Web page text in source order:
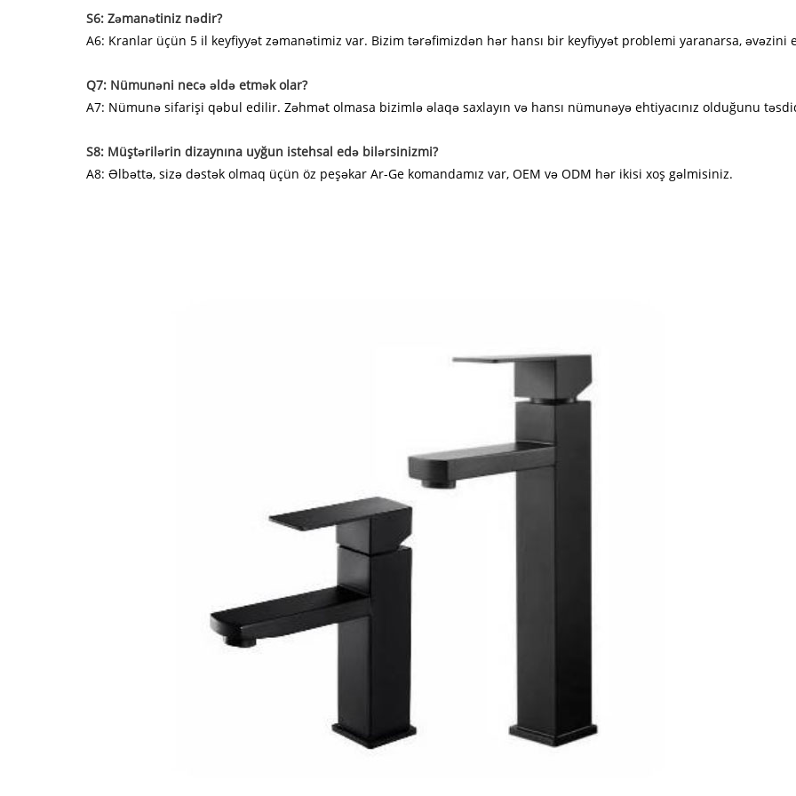
S6: Zəmanətiniz nədir?
A6: Kranlar üçün 5 il keyfiyyət zəmanətimiz var. Bizim tərəfimizdən hər hansı bir keyfiyyət problemi yaranarsa, əvəzini
Q7: Nümunəni necə əldə etmək olar?
A7: Nümunə sifarişi qəbul edilir. Zəhmət olmasa bizimlə əlaqə saxlayın və hansı nümunəyə ehtiyacınız olduğunu
S8: Müştərilərin dizaynına uyğun istehsal edə bilərsinizmi?
A8: Əlbəttə, sizə dəstək olmaq üçün öz peşəkar Ar-Ge komandamız var, OEM və ODM hər ikisi xoş gəlmisiniz.